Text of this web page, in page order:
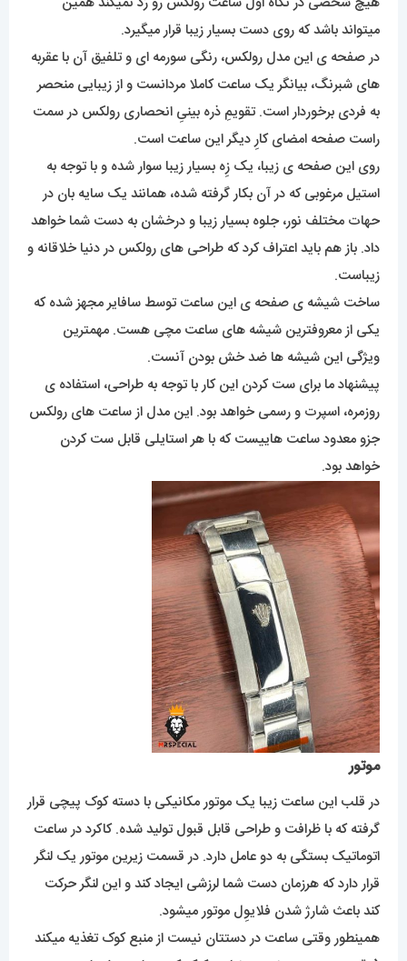
میتواند باشد که روی دست بسیار زیبا قرار میگیرد.
در صفحه ی این مدل رولکس، رنگی سورمه ای و تلفیق آن با عقربه
های شبرنگ، بیانگر یک ساعت کاملا مردانست و از زیبایی منحصر
به فردی برخوردار است. تقویمِ ذره بینیِ انحصاری رولکس در سمت
راست صفحه امضای کارِ دیگر این ساعت است.
روی این صفحه ی زیبا، یک زِه بسیار زیبا سوار شده و با توجه به
استیل مرغوبی که در آن بکار گرفته شده، همانند یک سایه بان در
حهات مختلف نور، جلوه بسیار زیبا و درخشان به دست شما خواهد
داد. باز هم باید اعتراف کرد که طراحی های رولکس در دنیا خلاقانه و
زیباست.
ساخت شیشه ی صفحه ی این ساعت توسط سافایر مجهز شده که
یکی از معروفترین شیشه های ساعت مچی هست. مهمترین
ویژگی این شیشه ها ضد خش بودن آنست.
پیشنهاد ما برای ست کردن این کار با توجه به طراحی، استفاده ی
روزمره، اسپرت و رسمی خواهد بود. این مدل از ساعت های رولکس
جزو معدود ساعت هاییست که با هر استایلی قابل ست کردن
خواهد بود.
موتور
در قلب این ساعت زیبا یک موتور مکانیکی با دسته کوک پیچی قرار
گرفته که با ظرافت و طراحی قابل قبول تولید شده. کاکرد در ساعت
اتوماتیک بستگی به دو عامل دارد. در قسمت زیرین موتور یک لنگر
قرار دارد که هرزمان دست شما لرزشی ایجاد کند و این لنگر حرکت
کند باعث شارژ شدن فلایوِل موتور میشود.
همینطور وقتی ساعت در دستتان نیست از منبع کوک تغذیه میکند